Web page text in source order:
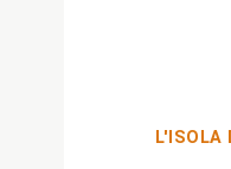
L'ISOLA